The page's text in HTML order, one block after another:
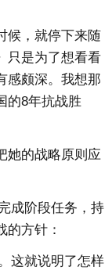
候，就停下来随
只是为了想看看
感颇深。我想那
的8年抗战胜
她的战略原则应
成阶段任务，持
方针：
这就说明了怎样